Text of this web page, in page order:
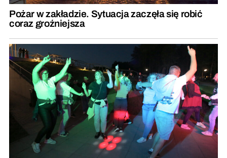
Pożar w zakładzie. Sytuacja zaczęła się robić
coraz groźniejsza